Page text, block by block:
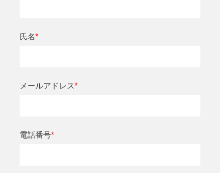
氏名*
メールアドレス*
電話番号*